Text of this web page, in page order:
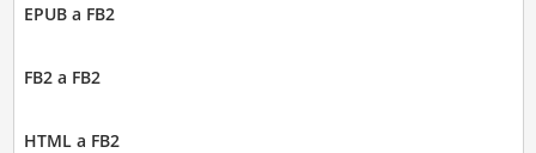
EPUB a FB2
FB2 a FB2
HTML a FB2